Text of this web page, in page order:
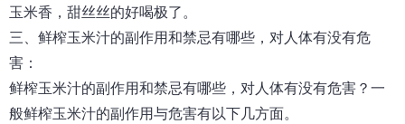
玉米香，甜丝丝的好喝极了。
三、 鲜榨玉米汁的副作用和禁忌有哪些，对人体有没有危
害：
鲜榨玉米汁的副作用和禁忌有哪些，对人体有没有危害？一
般鲜榨玉米汁的副作用与危害有以下几方面。